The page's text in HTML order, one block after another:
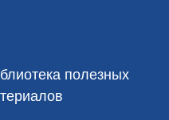
полезных